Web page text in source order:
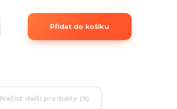
Přidat do košíku
Načíst další produkty (9)